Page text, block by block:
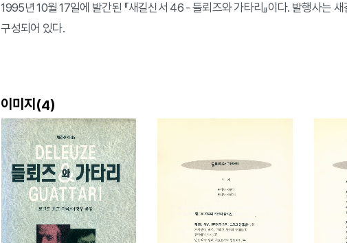
1995년 10월 17일에 발간된 『새길신서 46 - 들뢰즈와 가타리』이다. 발행사는
구성되어 있다.
이미지(4)